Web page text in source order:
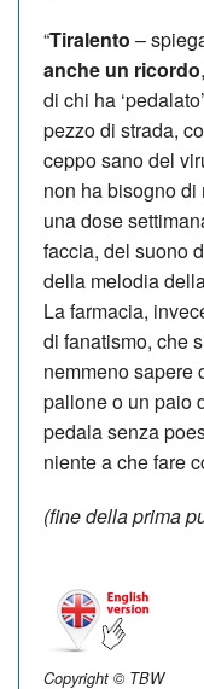
“Tiralento –
anche un ricordo
di chi ha
pezzo di strada,
ceppo sano del
non ha bisogno di
una dose
faccia, del suono
della melodia
La farmacia,
di fanatismo, che
nemmeno sapere
pallone o un paio
pedala senza
niente a che fare
(fine della prima
Copyright © TBW